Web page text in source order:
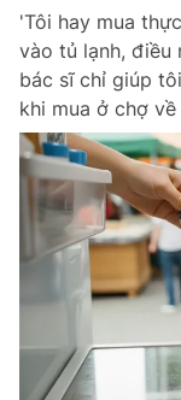
'Tôi hay mua
vào tủ lạnh, điều
bác sĩ chỉ giúp
khi mua ở chợ